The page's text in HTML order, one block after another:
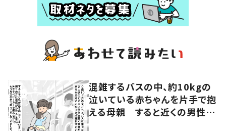
混雑するバスの中、約10kgの
泣いている赤ちゃんを片手で抱
える母親 すると近くの男性が